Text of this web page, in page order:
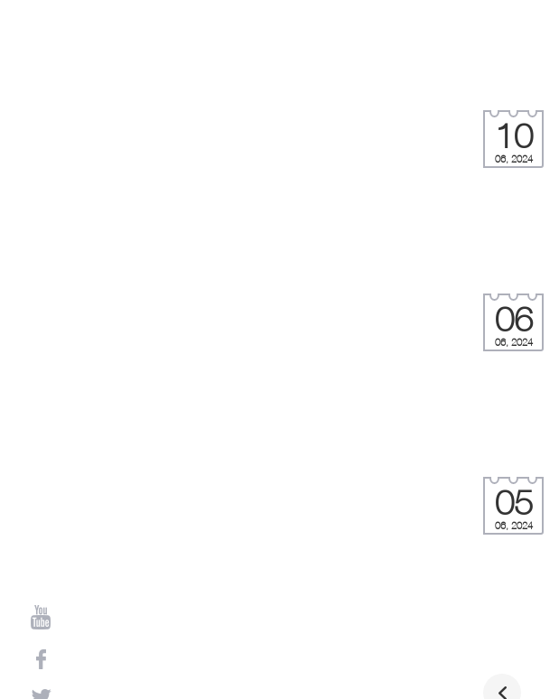
10
06, 2024
06
06, 2024
05
06, 2024